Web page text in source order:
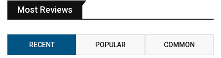
Most Reviews
RECENT POPULAR COMMON